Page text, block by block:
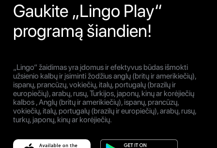
Gaukite „Lingo Play“
programą šiandien!
„Lingo“ žaidimas yra įdomus ir efektyvus būdas išmokti
užsienio kalbų ir įsiminti žodžius anglų (britų ir amerikiečių),
ispanų, prancūzų, vokiečių, italų, portugalų (brazilų ir
europiečių), arabų, rusų, Turkijos, japonų, kinų ar korėjiečių
kalbos , Anglų (britų ir amerikiečių), ispanų, prancūzų,
vokiečių, italų, portugalų (brazilų ir europiečių), arabų, rusų,
turkų, japonų, kinų ar korėjiečių.